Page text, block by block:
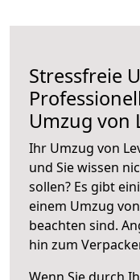
Stressfreie
Umzug von
Ihr Umzug von
und Sie wissen
sollen? Es gibt
einem Umzug
beachten sind.
hin zum